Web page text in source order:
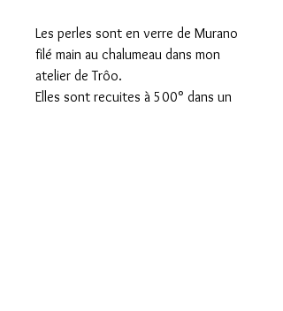
Les perles sont en verre de Murano
filé main au chalumeau dans mon
atelier de Trôo.
Elles sont recuites à 500° dans un